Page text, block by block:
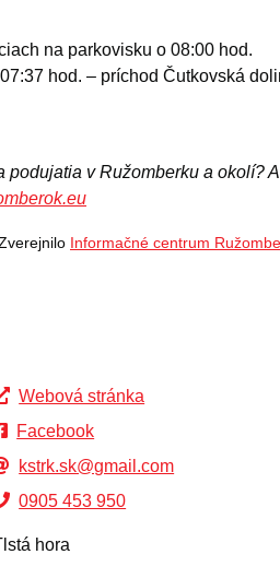
na parkovisku o 08:00 hod.
hod. – príchod Čutkovská
podujatia v Ružomberku a okolí?
Informačné centrum
Webová stránka
Facebook
kstrk.sk@gmail.com
0905 453 950
hora